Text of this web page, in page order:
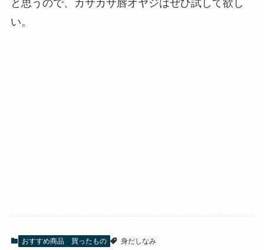
と思うので、カサカサ唇オヤジはぜひ試して欲し
い。
おすすめ商品 買ったもの 身だしなみ